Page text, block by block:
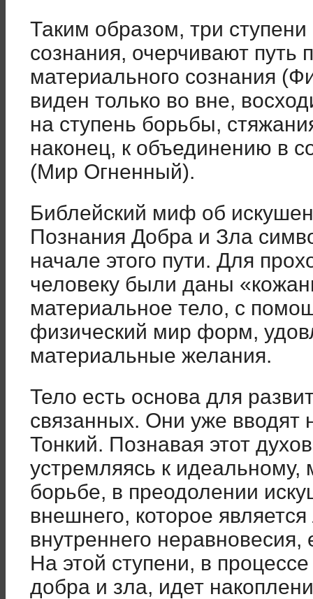
Таким образом, три
сознания, очерчивают
материального сознания
виден только во вне,
на ступень борьбы,
наконец, к объединению в
(Мир Огненный).
Библейский миф об
Познания Добра и Зла
начале этого пути. Для
человеку были даны
материальное тело, с
физический мир форм,
материальные желания.
Тело есть основа для
связанных. Они уже
Тонкий. Познавая этот
устремляясь к
борьбе, в преодолении
внешнего, которое
внутреннего
На этой ступени, в
добра и зла, идет